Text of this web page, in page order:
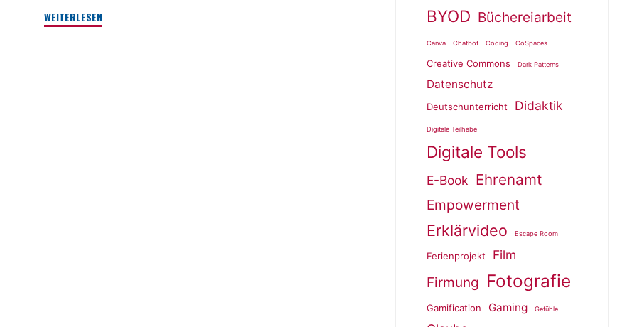
WEITERLESEN"Sicher
BYOD Büchereiarbeit
Canva Chatbot Coding CoSpaces
Creative Commons Dark Patterns
Datenschutz
Deutschunterricht Didaktik
Digitale Teilhabe
Digitale Tools
E-Book Ehrenamt
Empowerment
Erklärvideo Escape Room
Ferienprojekt Film
Firmung Fotografie
Gamification Gaming Gefühle